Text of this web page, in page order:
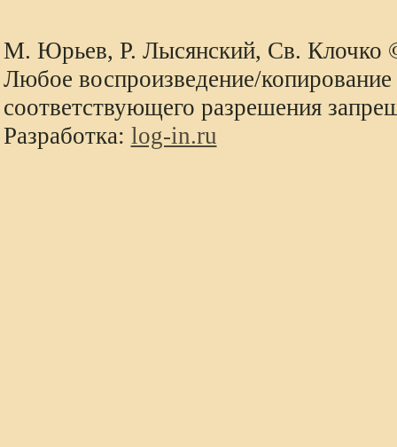
М. Юрьев, Р. Лысянский, Св. Клочко
Любое воспроизведение/копирование
соответствующего разрешения
Разработка: log-in.ru